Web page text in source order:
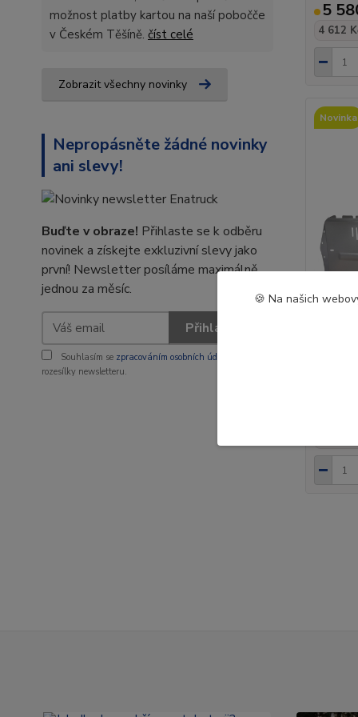
možnost platby kartou na naší pobočče
v Českém Těšíně. číst celé
Zobrazit všechny novinky
Nepropásněte žádné novinky
ani slevy!
Buďte v obraze! Přihlaste se k odběru
novinek a získejte exkluzivní slevy jako
první! Newsletter posíláme maximálně
jednou za měsíc.
Přihlásit se
Souhlasím se zpracováním osobních údajů
rozesílky newsletteru.
5
4 612
Novinka
2003 -
🍪 Na našich